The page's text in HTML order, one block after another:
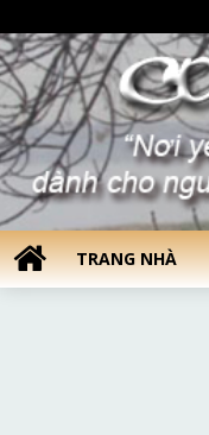
TRANG NHÀ